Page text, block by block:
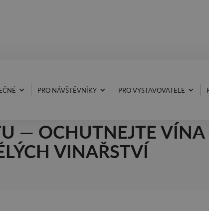
PRO NÁVŠTĚVNÍKY PRO VYSTAVOVATELE
SEKCE NA
— OCHUTNEJTE VÍNA
VINAŘSTVÍ